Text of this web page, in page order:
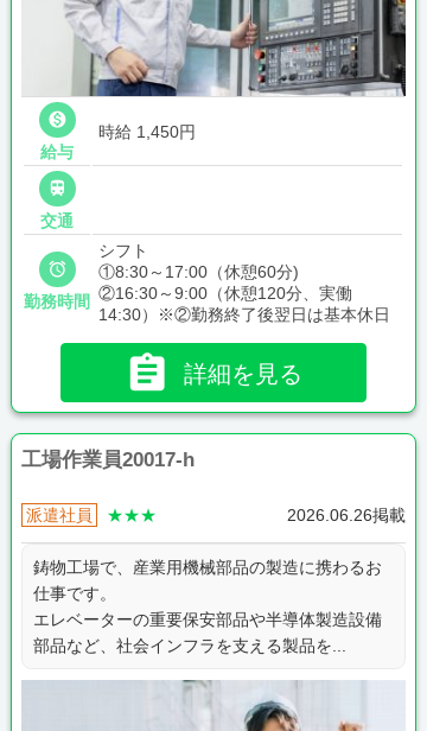

給与
時給 1,450円

交通

勤務時間
シフト
①8:30～17:00（休憩60分)
②16:30～9:00（休憩120分、実働
14:30）※②勤務終了後翌日は基本休日
 詳細を見る
工場作業員20017-h
派遣社員 ★★★ 2026.06.26掲載
鋳物工場で、産業用機械部品の製造に携わるお
仕事です。
エレベーターの重要保安部品や半導体製造設備
部品など、社会インフラを支える製品を...